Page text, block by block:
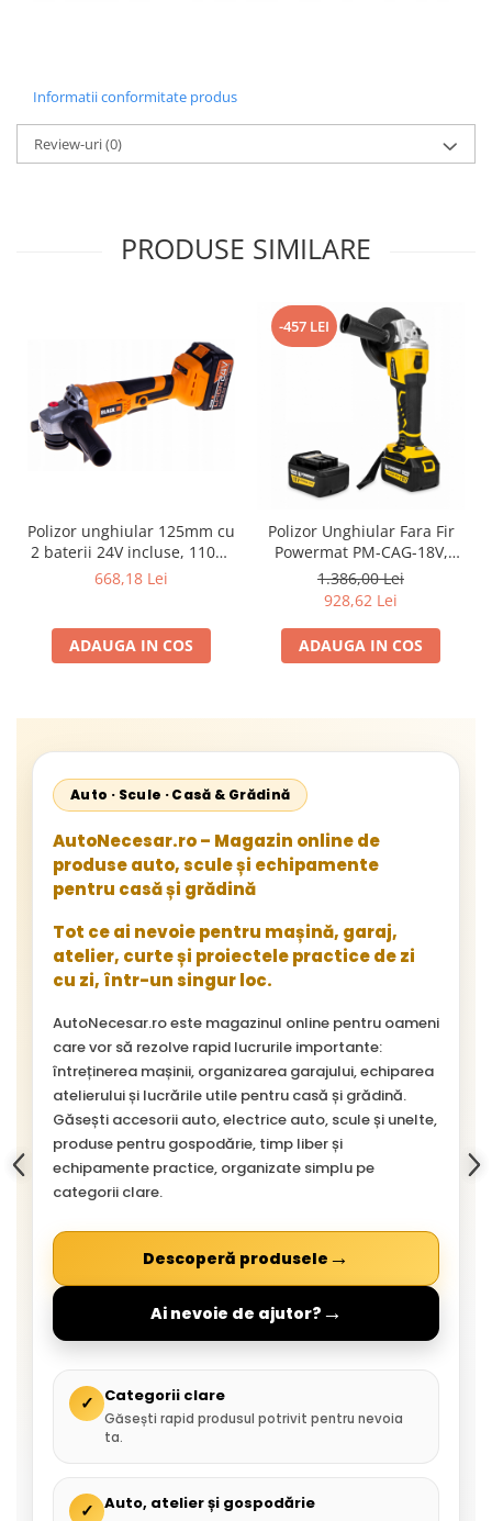
Informatii conformitate produs
Review-uri(0)
PRODUSE SIMILARE
Polizor unghiular 125mm cu
2 baterii 24V incluse, 11000
RPM
668,18 Lei
ADAUGA IN COS
-457 LEI
Polizor Unghiular Fara Fir
Powermat PM-CAG-18V,
Motor Fara Perii (Brushless),
125 mm, Ax M14, 8500 RPM,
Include 2 x Baterii Li-Ion
18V 3.0Ah (Sistem F18+),
Incarcator Rapid 2A si
1.386,00 Lei
928,62 Lei
ADAUGA IN COS
Auto · Scule · Casă & Grădină
AutoNecesar.ro – Magazin online de
produse auto, scule și echipamente
pentru casă și grădină
Tot ce ai nevoie pentru mașină, garaj,
atelier, curte și proiectele practice de zi
cu zi, într-un singur loc.
AutoNecesar.ro este magazinul online pentru oameni
care vor să rezolve rapid lucrurile importante:
întreținerea mașinii, organizarea garajului, echiparea
atelierului și lucrările utile pentru casă și grădină.
Găsești accesorii auto, electrice auto, scule și unelte,
produse pentru gospodărie, timp liber și
echipamente practice, organizate simplu pe
categorii clare.
Descoperă produsele →
Ai nevoie de ajutor? →
✓ Categorii clare
Găsești rapid produsul potrivit pentru nevoia
ta.
✓ Auto, atelier și gospodărie